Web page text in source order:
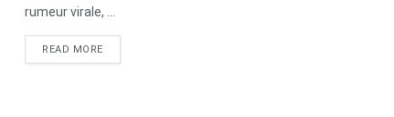
rumeur virale, ...
READ MOREDETAILS